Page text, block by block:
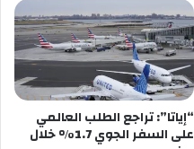
“إياتا”: تراجع الطلب العالمي
على السفر الجوي 1.7% خلال